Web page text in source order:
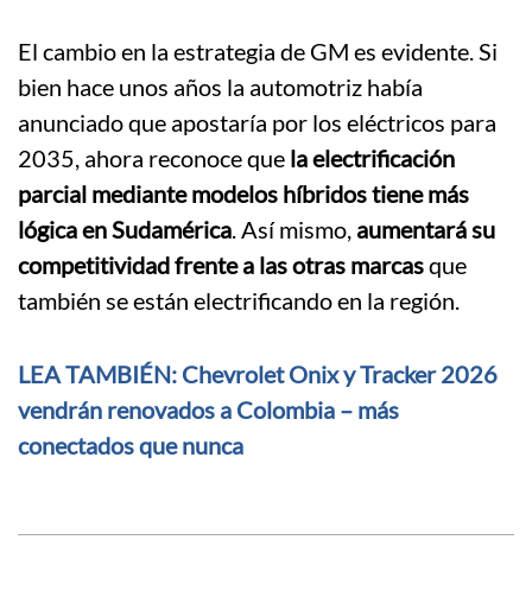
El cambio en la estrategia de GM es evidente. Si
bien hace unos años la automotriz había
anunciado que apostaría por los eléctricos para
2035, ahora reconoce que la electrificación
parcial mediante modelos híbridos tiene más
lógica en Sudamérica. Así mismo, aumentará su
competitividad frente a las otras marcasque
también se están electrificando en la región.
LEA TAMBIÉN: Chevrolet Onix y Tracker 2026
vendrán renovados a Colombia – más
conectados que nunca